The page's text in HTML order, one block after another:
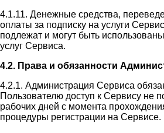
4.1.11. Денежные средства,
оплаты за подписку на услуги
подлежат и могут быть
услуг Сервиса.
4.2. Права и обязанности
4.2.1. Администрация Сервиса
Пользователю доступ к Сервису не
рабочих дней с момента
процедуры регистрации на Сервисе.